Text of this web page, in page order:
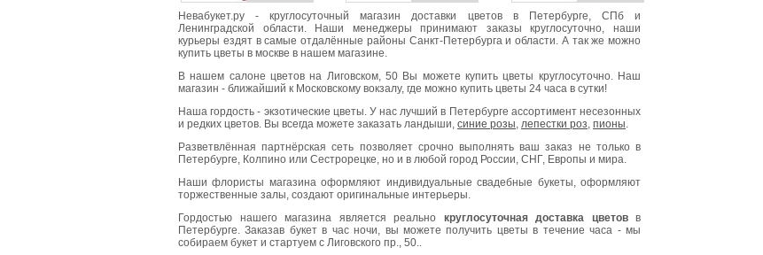
Невабукет.ру - круглосуточный магазин доставки цветов в Петербурге, СПб и
Ленинградской области. Наши менеджеры принимают заказы круглосуточно, наши
курьеры ездят в самые отдалённые районы Санкт-Петербурга и области. А так же можно
купить цветы в москве в нашем магазине.
В нашем салоне цветов на Лиговском, 50 Вы можете купить цветы круглосуточно. Наш
магазин - ближайший к Московскому вокзалу, где можно купить цветы 24 часа в сутки!
Наша гордость - экзотические цветы. У нас лучший в Петербурге ассортимент несезонных
и редких цветов. Вы всегда можете заказать ландыши, синие розы, лепестки роз, пионы.
Разветвлённая партнёрская сеть позволяет срочно выполнять ваш заказ не только в
Петербурге, Колпино или Сестрорецке, но и в любой город России, СНГ, Европы и мира.
Наши флористы магазина оформляют индивидуальные свадебные букеты, оформляют
торжественные залы, создают оригинальные интерьеры.
Гордостью нашего магазина является реально круглосуточная доставка цветовв
Петербурге. Заказав букет в час ночи, вы можете получить цветы в течение часа - мы
собираем букет и стартуем с Лиговского пр., 50..